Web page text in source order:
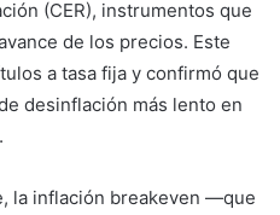
(CER), instrumentos que
de los precios. Este
a tasa fija y confirmó que
desinflación más lento en
la inflación breakeven —que